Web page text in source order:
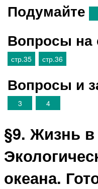
Подумайте
Вопросы на
стр.35
стр.36
Вопросы и
3
4
§9. Жизнь в
океана.